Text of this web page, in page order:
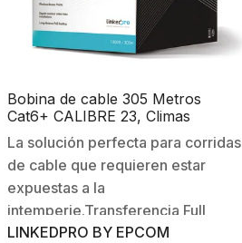
Bobina de cable 305 Metros
Cat6+ CALIBRE 23, Climas
EXTREMOS, Color negro, sin
blindar, para intemperie.
La solución perfecta para corridas
de cable que requieren estar
expuestas a la
intemperie.Transferencia Full
Gigabit sobre condiciones
LINKEDPRO BY EPCOM